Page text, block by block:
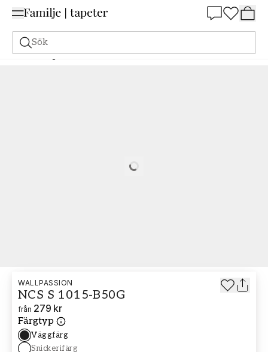
Sök
Målarfärg Beställ utifrån NCS Beställ utifrån NCS 1015-B50G
Loading…
WALLPASSION
NCS S 1015-B50G
från 279 kr
Färgtyp
Väggfärg
Snickerifärg